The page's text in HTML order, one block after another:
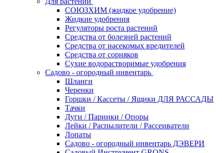
СОЮЗХИМ (жидкое удобрение)
Жидкие удобрения
Регуляторы роста растений
Средства от болезней растений
Средства от насекомых вредителей
Средства от сорняков
Сухие водорастворимые удобрения
Садово - огородный инвентарь
Шланги
Черенки
Горшки / Кассеты / Ящики ДЛЯ РАССАДЫ
Тачки
Дуги / Парники / Опоры
Лейки / Распылители / Рассеиватели
Лопаты
Садово - огородный инвентарь ДЭВЕРИ